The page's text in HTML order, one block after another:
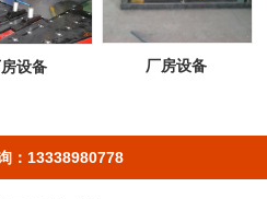
设备 厂房设备
：13338980778